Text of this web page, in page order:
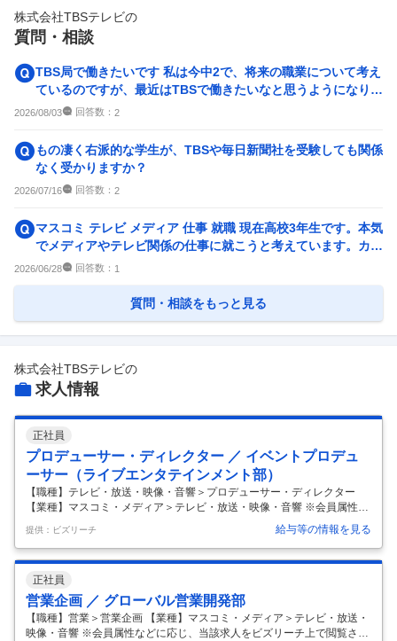
副業
人事・評価制度
4件
入社理由・入社後ギャップ
0件
企業の選考に関するクチコミ
0件 0件
株式会社TBSテレビの
質問・相談
TBS局で働きたいです 私は今中2で、将来の職業について考え
ているのですが、最近はTBSで働きたいなと思うようになりま
した。 特に、...
2026/08/03 回答数： 2
もの凄く右派的な学生が、TBSや毎日新聞社を受験しても関係
なく受かりますか？
2026/07/16 回答数： 2
マスコミ テレビ メディア 仕事 就職 現在高校3年生です。本気
でメディアやテレビ関係の仕事に就こうと考えています。カメ
ラマンとディレ...
2026/06/28 回答数： 1
質問・相談をもっと見る
株式会社TBSテレビの
求人情報
正社員
プロデューサー・ディレクター ／ イベントプロデュ
ーサー（ライブエンタテインメント部）
【職種】テレビ・放送・映像・音響＞プロデューサー・ディレクター
【業種】マスコミ・メディア＞テレビ・放送・映像・音響 ※会員属性な
どに応じ、当該求人をビズリーチ上で閲覧された際に内容が異なる場合
があります 「番組・ライブイベント事業部」は、TBSグループが掲げる
拡張戦略EDGE（＝Expand Digital Global Experience）の「Global」と
「Experience」における事業拡大を担っています。 ■「TBS」にしかで
きない、「TBS」だからこそできる！ 「ラヴィット！ロック」や、「C
DTVライブ！ライブ！大感謝祭」に代表されるように自社の強みを最大
限に活かした番組連動 …
提供：ビズリーチ 給与等の情報を見る
正社員
営業企画 ／ グローバル営業開発部
【職種】営業＞営業企画 【業種】マスコミ・メディア＞テレビ・放送・
映像・音響 ※会員属性などに応じ、当該求人をビズリーチ上で閲覧され